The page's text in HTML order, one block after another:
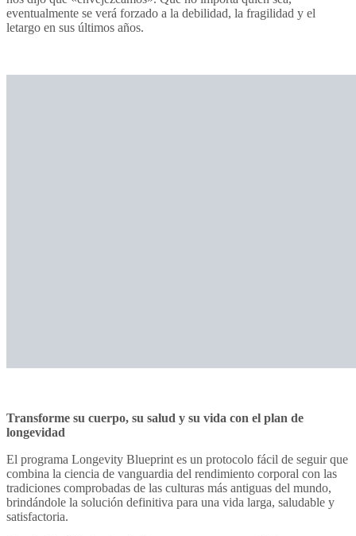
eventualmente se verá forzado a la debilidad, la fragilidad y el
letargo en sus últimos años.
Transforme su cuerpo, su salud y su vida con el plan de
longevidad
El programa Longevity Blueprint es un protocolo fácil de seguir que
combina la ciencia de vanguardia del rendimiento corporal con las
tradiciones comprobadas de las culturas más antiguas del mundo,
brindándole la solución definitiva para una vida larga, saludable y
satisfactoria.